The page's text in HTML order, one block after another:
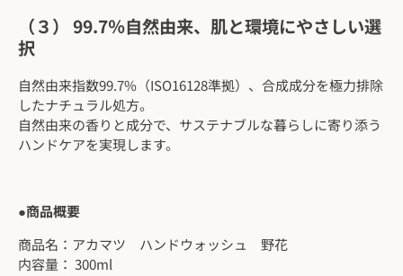
（３） 99.7％自然由来、肌と環境にやさしい選
択
自然由来指数99.7%（ISO16128準拠）、合成成分を極力排除
したナチュラル処方。
自然由来の香りと成分で、サステナブルな暮らしに寄り添う
ハンドケアを実現します。
●商品概要
商品名：アカマツ ハンドウォッシュ 野花
内容量： 300ml